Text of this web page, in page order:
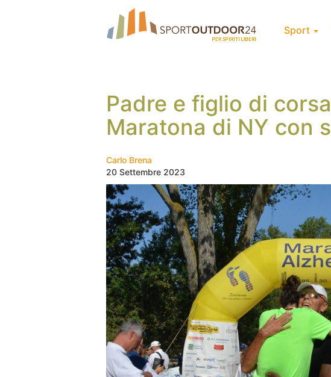
Sport
Padre e figlio di
Maratona di NY con
Carlo Brena
20 Settembre 2023